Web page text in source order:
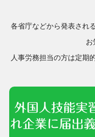
各省庁などから発表され
お
人事労務担当の方は定期
外国人技能実
れ企業に届出